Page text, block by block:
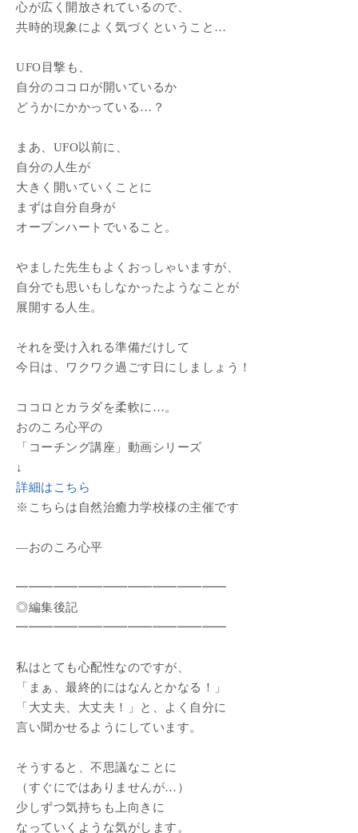
心が広く開放されているので、
共時的現象によく気づくということ…
UFO目撃も、
自分のココロが開いているか
どうかにかかっている…？
まあ、UFO以前に、
自分の人生が
大きく開いていくことに
まずは自分自身が
オープンハートでいること。
やました先生もよくおっしゃいますが、
自分でも思いもしなかったようなことが
展開する人生。
それを受け入れる準備だけして
今日は、ワクワク過ごす日にしましょう！
ココロとカラダを柔軟に…。
おのころ心平の
「コーチング講座」動画シリーズ
↓
詳細はこちら
※こちらは自然治癒力学校様の主催です
―おのころ心平
━━━━━━━━━━━━━━━━━
◎編集後記
━━━━━━━━━━━━━━━━━
私はとても心配性なのですが、
「まぁ、最終的にはなんとかなる！」
「大丈夫、大丈夫！」と、よく自分に
言い聞かせるようにしています。
そうすると、不思議なことに
（すぐにではありませんが…）
少しずつ気持ちも上向きに
なっていくような気がします。